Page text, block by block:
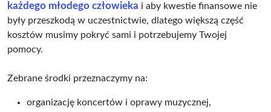
każdego młodego człowieka i aby kwestie finansowe nie
były przeszkodą w uczestnictwie, dlatego większą część
kosztów musimy pokryć sami i potrzebujemy Twojej
pomocy.
Zebrane środki przeznaczymy na:
organizację koncertów i oprawy muzycznej,